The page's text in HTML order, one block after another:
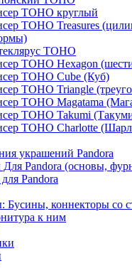
TOHO круглый
TOHO Treasures
TOHO
TOHO Hexagon
TOHO Cube (Куб)
TOHO Triangle
TOHO Magatama
TOHO Takumi
TOHO Charlotte
украшений Pandora
Pandora (основы,
Pandora
коннекторы со
к ним